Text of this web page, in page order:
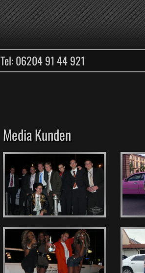
Tel: 06204 91 44 921
Media Kunden